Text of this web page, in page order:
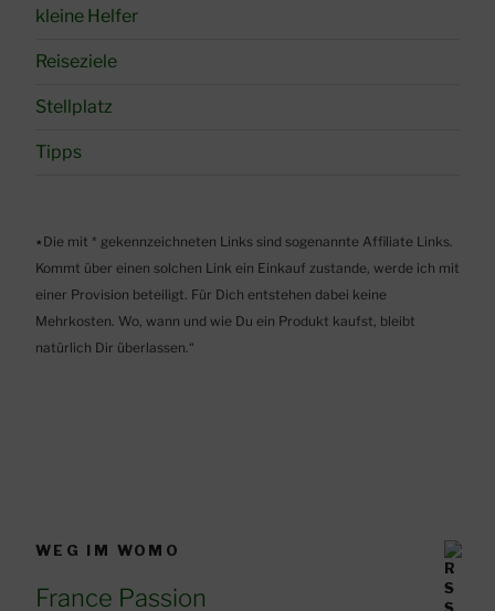
kleine Helfer
Reiseziele
Stellplatz
Tipps
٭Die mit * gekennzeichneten Links sind sogenannte Affiliate Links.
Kommt über einen solchen Link ein Einkauf zustande, werde ich mit
einer Provision beteiligt. Für Dich entstehen dabei keine
Mehrkosten. Wo, wann und wie Du ein Produkt kaufst, bleibt
natürlich Dir überlassen.“
WEG IM WOMO
France Passion